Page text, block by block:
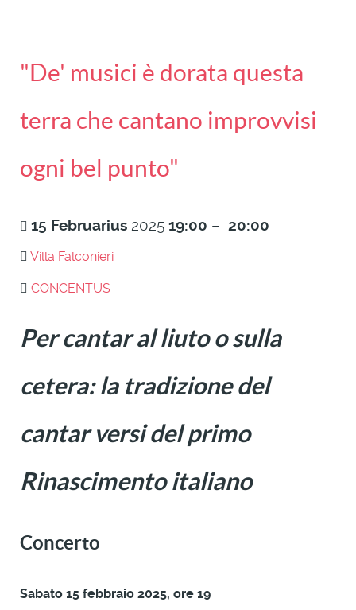
"De' musici è dorata questa
terra che cantano improvvisi
ogni bel punto"
15 Februarius 2025 19:00 – 20:00
Villa Falconieri
CONCENTUS
Per cantar al liuto o sulla
cetera: la tradizione del
cantar versi del primo
Rinascimento italiano
Concerto
Sabato 15 febbraio 2025, ore 19